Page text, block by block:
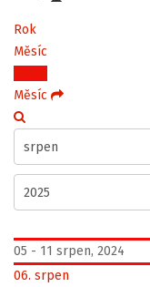
Rok
Měsíc
Týden
Měsíc
05 - 11 srpen, 2024
06. srpen